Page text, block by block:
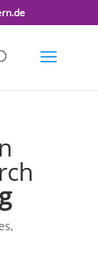
,